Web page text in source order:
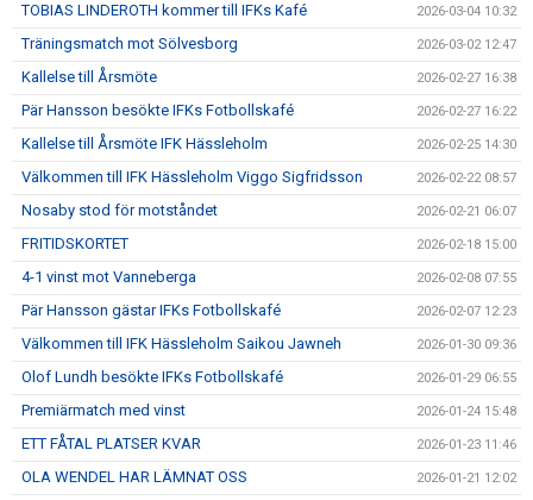
TOBIAS LINDEROTH kommer till IFKs Kafé 2026-03-04 10:32
Träningsmatch mot Sölvesborg 2026-03-02 12:47
Kallelse till Årsmöte 2026-02-27 16:38
Pär Hansson besökte IFKs Fotbollskafé 2026-02-27 16:22
Kallelse till Årsmöte IFK Hässleholm 2026-02-25 14:30
Välkommen till IFK Hässleholm Viggo Sigfridsson 2026-02-22 08:57
Nosaby stod för motståndet 2026-02-21 06:07
FRITIDSKORTET 2026-02-18 15:00
4-1 vinst mot Vanneberga 2026-02-08 07:55
Pär Hansson gästar IFKs Fotbollskafé 2026-02-07 12:23
Välkommen till IFK Hässleholm Saikou Jawneh 2026-01-30 09:36
Olof Lundh besökte IFKs Fotbollskafé 2026-01-29 06:55
Premiärmatch med vinst 2026-01-24 15:48
ETT FÅTAL PLATSER KVAR 2026-01-23 11:46
OLA WENDEL HAR LÄMNAT OSS 2026-01-21 12:02